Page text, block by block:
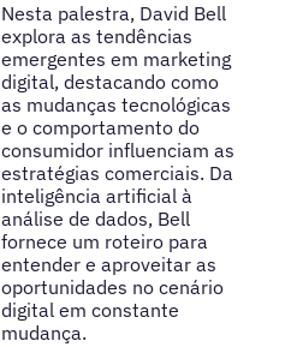
Nesta palestra, David Bell
explora as tendências
emergentes em marketing
digital, destacando como
as mudanças tecnológicas
e o comportamento do
consumidor influenciam as
estratégias comerciais. Da
inteligência artificial à
análise de dados, Bell
fornece um roteiro para
entender e aproveitar as
oportunidades no cenário
digital em constante
mudança.